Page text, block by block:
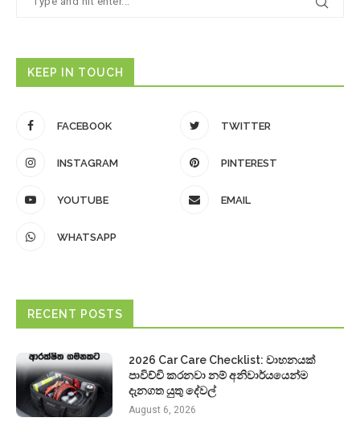
KEEP IN TOUCH
FACEBOOK TWITTER
INSTAGRAM PINTEREST
YOUTUBE EMAIL
WHATSAPP
RECENT POSTS
2026 Car Care Checklist: වාහනයක්
පාවිච්චි කරනවා නම් අනිවාර්යයෙන්ම
දැනගත යුතු දේවල්
August 6, 2026